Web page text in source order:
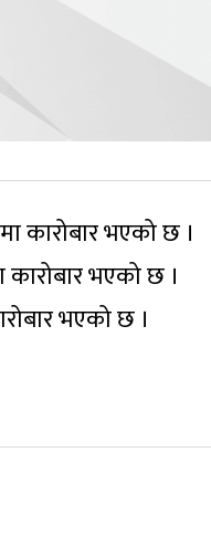
कारोबार भएको छ ।
कारोबार भएको छ ।
भएको छ ।